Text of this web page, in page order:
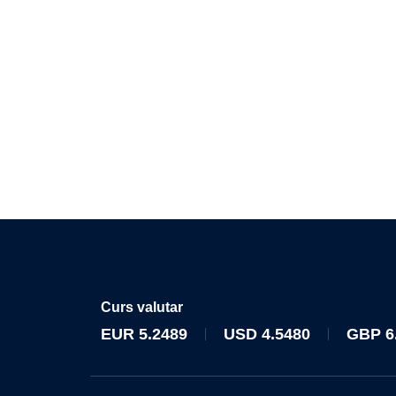
Curs valutar
EUR 5.2489 USD 4.5480 GBP